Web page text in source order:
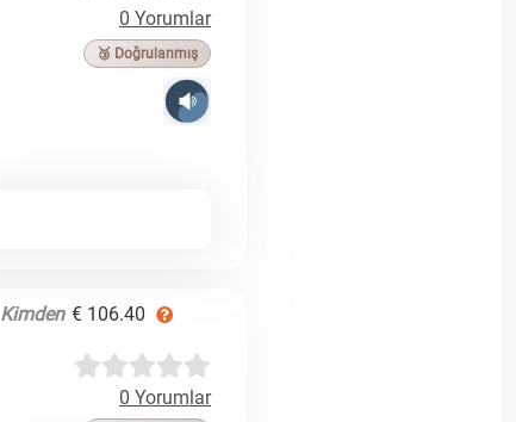
0 Yorumlar
🥉 Doğrulanmış
Kimden € 106.40
0 Yorumlar